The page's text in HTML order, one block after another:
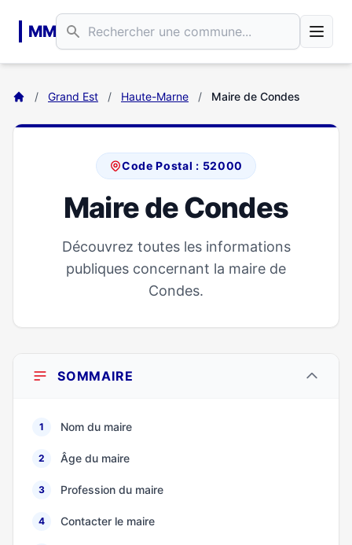
MM
/ Grand Est / Haute-Marne / Maire de Condes
Code Postal : 52000
Maire de Condes
Découvrez toutes les informations
publiques concernant la maire de
Condes.
SOMMAIRE
1 Nom du maire
2 Âge du maire
3 Profession du maire
4 Contacter le maire